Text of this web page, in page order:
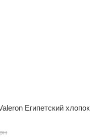
Египетский хлопок